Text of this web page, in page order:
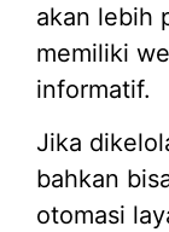
akan lebih
memiliki
informatif.
Jika
bahkan
otomasi